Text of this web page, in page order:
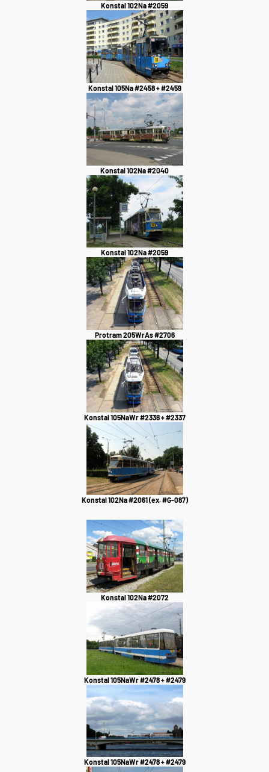
Konstal 102Na #2059
Konstal 105Na #2458 + #2459
Konstal 102Na #2040
Konstal 102Na #2059
Protram 205WrAs #2706
Konstal 105NaWr #2338 + #2337
Konstal 102Na #2061 (ex. #G-087)
Konstal 102Na #2072
Konstal 105NaWr #2478 + #2479
Konstal 105NaWr #2478 + #2479